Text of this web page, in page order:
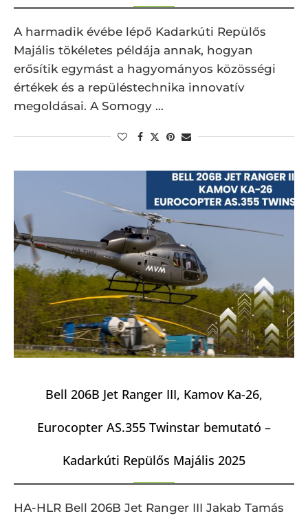
A harmadik évébe lépő Kadarkúti Repülős
Majális tökéletes példája annak, hogyan
erősítik egymást a hagyományos közösségi
értékek és a repüléstechnika innovatív
megoldásai. A Somogy …
Bell 206B Jet Ranger III, Kamov Ka-26,
Eurocopter AS.355 Twinstar bemutató –
Kadarkúti Repülős Majális 2025
HA-HLR Bell 206B Jet Ranger III Jakab Tamás